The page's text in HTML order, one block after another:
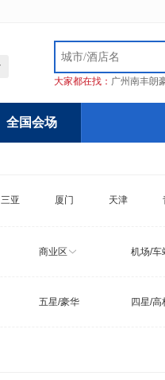
大家都在找： 广州南丰朗
全国会场
三亚 厦门 天津
商业区 机场/车
五星/豪华 四星/高